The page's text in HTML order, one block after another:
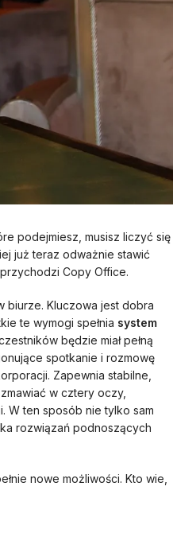
podejmiesz, musisz liczyć się
już teraz odważnie stawić
Copy Office.
biurze. Kluczowa jest dobra
te wymogi spełnia system
będzie miał pełną
spotkanie i rozmowę
Zapewnia stabilne,
w cztery oczy,
W ten sposób nie tylko sam
rozwiązań podnoszących
nowe możliwości. Kto wie,